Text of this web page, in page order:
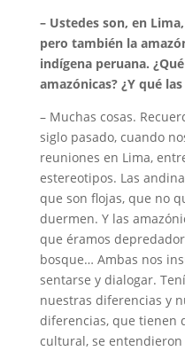
– Ustedes son, en
pero también la
indígena peruana.
amazónicas? ¿Y qué
– Muchas cosas.
siglo pasado, cuando
reuniones en Lima,
estereotipos. Las
que son flojas, que no
duermen. Y las
que éramos
bosque… Ambas nos
sentarse y dialogar.
nuestras diferencias y
diferencias, que tienen
cultural, se